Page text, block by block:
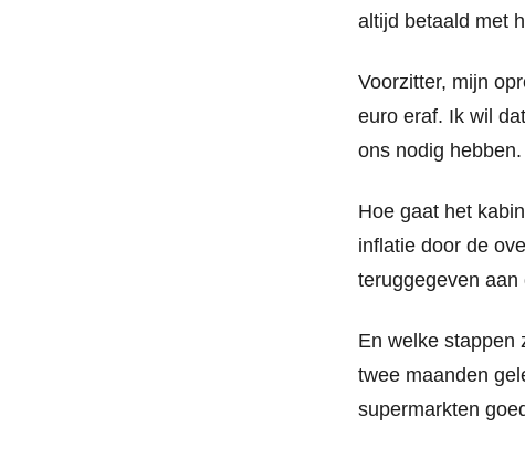
altijd betaald met
Voorzitter, mijn
euro eraf. Ik wil
ons nodig
Hoe gaat het
inflatie door de
teruggegeven
En welke stappen
twee maanden
supermarkten